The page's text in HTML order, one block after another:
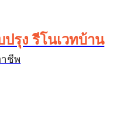
รุง รีโนเวทบ้าน
ชีพ